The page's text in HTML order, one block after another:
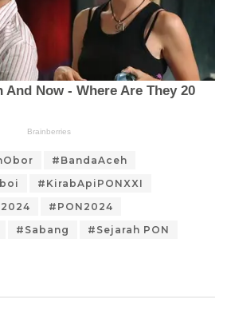
#BandaAceh
#KirabApiPONXXI
#PON2024
#Sabang #Sejarah PON